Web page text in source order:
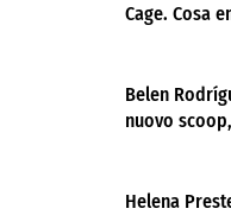
Cage. Cosa
Belen
nuovo
Helena